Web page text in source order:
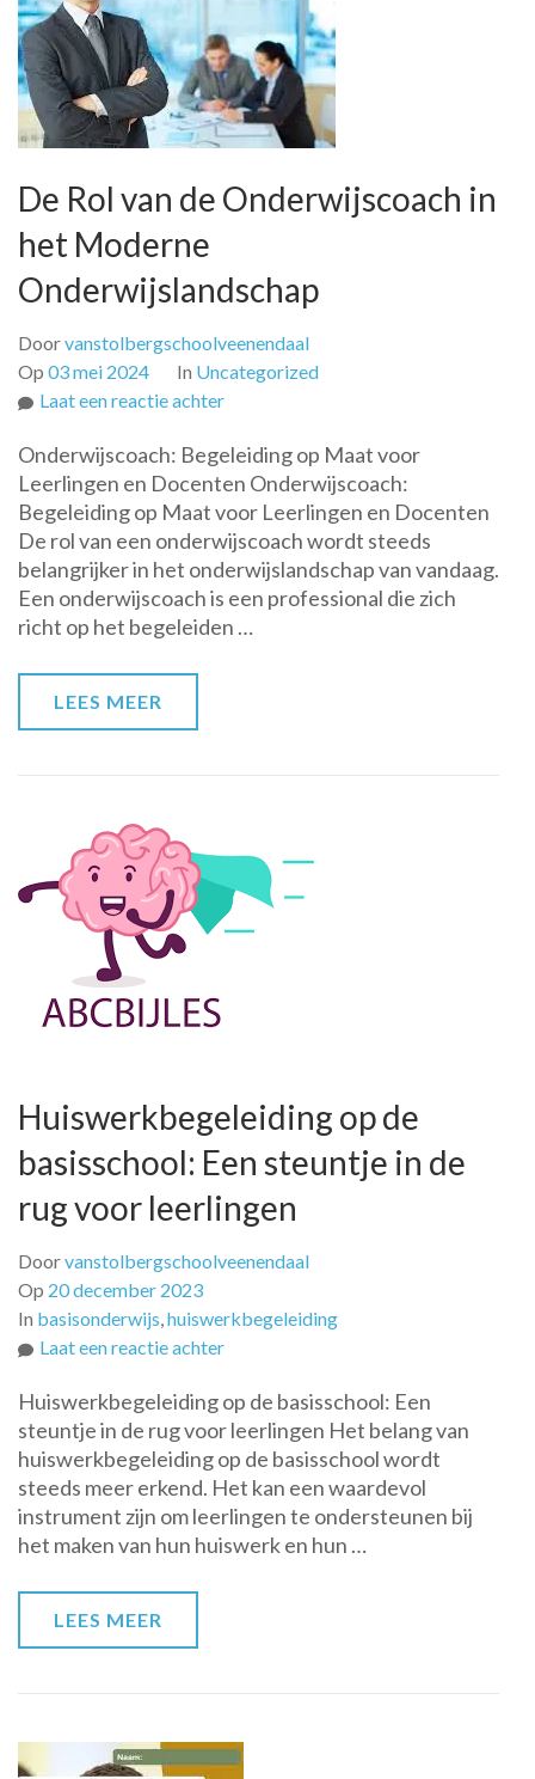
De Rol van de Onderwijscoach in
het Moderne
Onderwijslandschap
Doorvanstolbergschoolveenendaal
Op 03 mei 2024 In Uncategorized
Laat een reactie achterop
Rol
van
de
Onderwijscoach
in
het
Moderne
Onderwijscoach: Begeleiding op Maat voor
Leerlingen en Docenten Onderwijscoach:
Begeleiding op Maat voor Leerlingen en Docenten
De rol van een onderwijscoach wordt steeds
belangrijker in het onderwijslandschap van vandaag.
Een onderwijscoach is een professional die zich
richt op het begeleiden …
LEES MEER
Huiswerkbegeleiding op de
basisschool: Een steuntje in de
rug voor leerlingen
Doorvanstolbergschoolveenendaal
Op 20 december 2023
In basisonderwijs,huiswerkbegeleiding
Laat een reactie achterop
op
de
basisschool:
Een
steuntje
in
Huiswerkbegeleiding op de basisschool: Een
steuntje in de rug voor leerlingen Het belang van
huiswerkbegeleiding op de basisschool wordt
steeds meer erkend. Het kan een waardevol
instrument zijn om leerlingen te ondersteunen bij
het maken van hun huiswerk en hun …
LEES MEER